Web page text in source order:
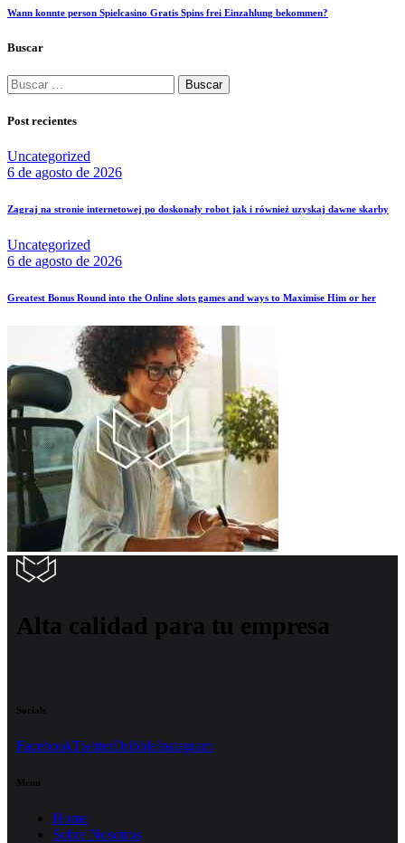
Wann konnte person Spielcasino Gratis Spins frei Einzahlung bekommen?
Buscar
Buscar:
Post recientes
Uncategorized
6 de agosto de 2026
Zagraj na stronie internetowej po doskonały robot jak i również uzyskaj dawne skarby
Uncategorized
6 de agosto de 2026
Greatest Bonus Round into the Online slots games and ways to Maximise Him or her
Alta calidad para tu empresa
Socials
FacebookTwitterDribbleInstagram
Menu
Home
Sobre Nosotros